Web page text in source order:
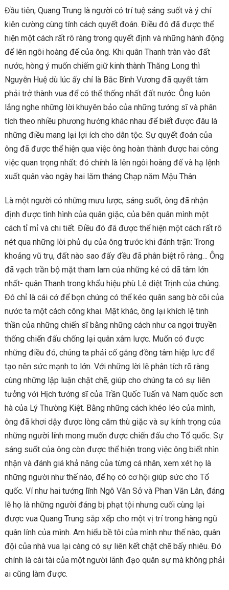
Đầu tiên, Quang Trung là người có trí tuệ sáng suốt và ý chí
kiên cường cùng tính cách quyết đoán. Điều đó đã được thể
hiện một cách rất rõ ràng trong quyết định và những hành động
để lên ngôi hoàng đế của ông. Khi quân Thanh tràn vào đất
nước, hòng ý muốn chiếm giữ kinh thành Thăng Long thì
Nguyễn Huệ dù lúc ấy chỉ là Bắc Bình Vương đã quyết tâm
phải trở thành vua để có thể thống nhất đất nước. Ông luôn
lắng nghe những lời khuyên bảo của những tướng sĩ và phân
tích theo nhiều phương hướng khác nhau để biết được đâu là
những điều mang lại lợi ích cho dân tộc. Sự quyết đoán của
ông đã được thể hiện qua việc ông hoàn thành được hai công
việc quan trọng nhất: đó chính là lên ngôi hoàng đế và hạ lệnh
xuất quân vào ngày hai lăm tháng Chạp năm Mậu Thân.
Là một người có những mưu lược, sáng suốt, ông đã nhận
định được tình hình của quân giặc, của bên quân mình một
cách tỉ mỉ và chi tiết. Điều đó đã được thể hiện một cách rất rõ
nét qua những lời phủ dụ của ông trước khi đánh trận: Trong
khoảng vũ trụ, đất nào sao đấy đều đã phân biệt rõ ràng… Ông
đã vạch trần bộ mặt tham lam của những kẻ có dã tâm lớn
nhất- quân Thanh trong khẩu hiệu phù Lê diệt Trịnh của chúng.
Đó chỉ là cái cớ để bọn chúng có thể kéo quân sang bờ cõi của
nước ta một cách công khai. Mặt khác, ông lại khích lệ tinh
thần của những chiến sĩ bằng những cách như ca ngợi truyền
thống chiến đấu chống lại quân xâm lược. Muốn có được
những điều đó, chúng ta phải cố gắng đồng tâm hiệp lực để
tạo nên sức mạnh to lớn. Với những lời lẽ phân tích rõ ràng
cùng những lập luận chặt chẽ, giúp cho chúng ta có sự liên
tưởng với Hịch tướng sĩ của Trần Quốc Tuấn và Nam quốc sơn
hà của Lý Thường Kiệt. Bằng những cách khéo léo của mình,
ông đã khơi dậy được lòng căm thù giặc và sự kính trọng của
những người lính mong muốn được chiến đấu cho Tổ quốc. Sự
sáng suốt của ông còn được thể hiện trong việc ông biết nhìn
nhận và đánh giá khả năng của từng cá nhân, xem xét họ là
những người như thế nào, để họ có cơ hội giúp sức cho Tổ
quốc. Ví như hai tướng lĩnh Ngô Văn Sở và Phan Văn Lân, đáng
lẽ họ là những người đáng bị phạt tội nhưng cuối cùng lại
được vua Quang Trung sắp xếp cho một vị trí trong hàng ngũ
quân lính của mình. Am hiểu bề tôi của mình như thế nào, quân
đội của nhà vua lại càng có sự liên kết chặt chẽ bấy nhiêu. Đó
chính là cái tài của một người lãnh đạo quân sự mà không phải
ai cũng làm được.